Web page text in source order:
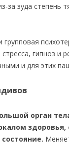
за зуда степень
групповая
гипноз и
и для этих
орган
здоровья,